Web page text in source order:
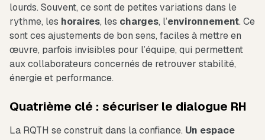
lourds. Souvent, ce sont de petites variations dans le
rythme, les horaires, les charges, l’environnement. Ce
sont ces ajustements de bon sens, faciles à mettre en
œuvre, parfois invisibles pour l’équipe, qui permettent
aux collaborateurs concernés de retrouver stabilité,
énergie et performance.
Quatrième clé : sécuriser le dialogue RH
La RQTH se construit dans la confiance. Un espace